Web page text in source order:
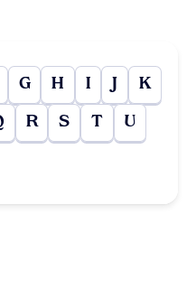
G H I J K
R S T U